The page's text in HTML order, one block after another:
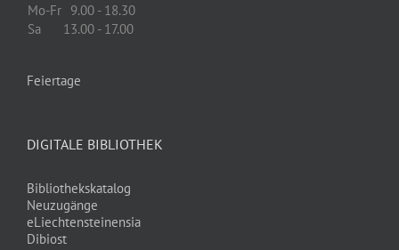
Mo-Fr 9.00 - 18.30
Sa
13.00 - 17.00
Feiertage
DIGITALE BIBLIOTHEK
Bibliothekskatalog
Neuzugänge
eLiechtensteinensia
Dibiost